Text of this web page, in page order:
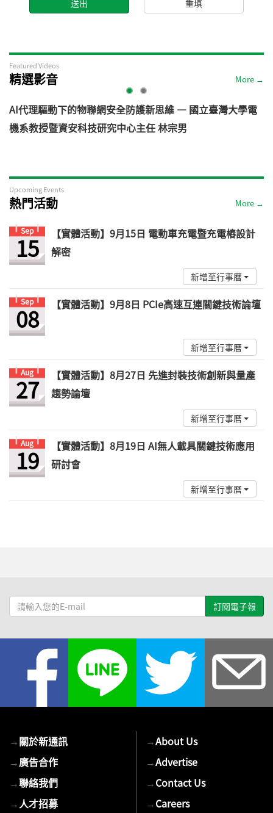
Featured Videos
精選影音 More →
AI代理驅動下的物聯網安全防護新思維 — 國立臺灣大學電
機系教授暨資安科技研究中心主任 林宗男
Upcoming Events
熱門活動 More →
Sep
15
【實體活動】9月15日 電動車充電暨充電樁設計
解密
新增至行事曆
Sep
08 【實體活動】9月8日 PCIe高速互連關鍵技術論壇
新增至行事曆
Aug
27
【實體活動】8月27日 先進封裝技術創新與量產
趨勢論壇
新增至行事曆
Aug
19
【實體活動】8月19日 AI無人載具關鍵技術應用
研討會
新增至行事曆
請
輸
→關於新通訊
→廣告合作
→聯絡我們
→人才招募
→About Us
→Advertise
→Contact Us
→Careers